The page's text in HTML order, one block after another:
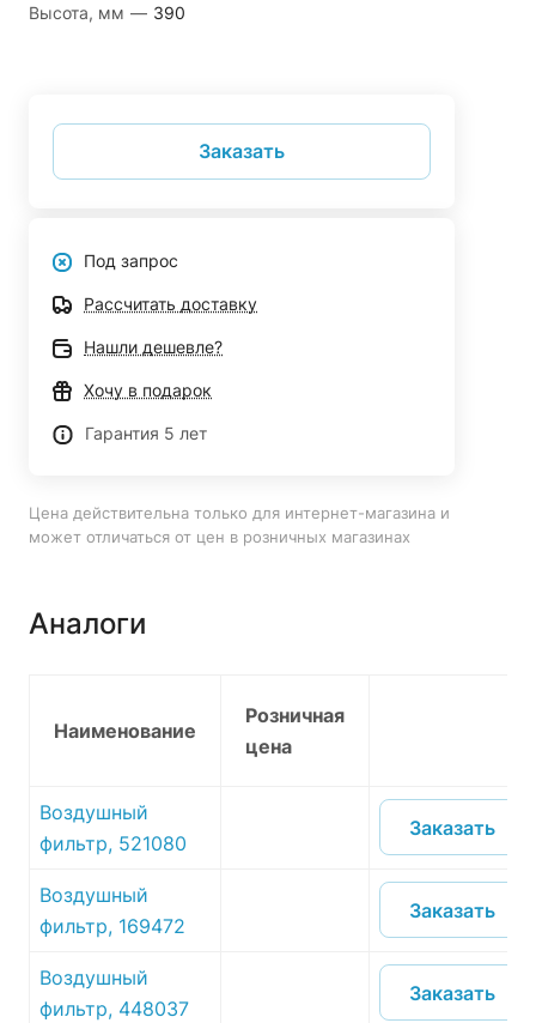
Высота, мм — 390
Заказать
Под запрос
Рассчитать доставку
Нашли дешевле?
Хочу в подарок
Гарантия 5 лет
Цена действительна только для интернет-магазина и
может отличаться от цен в розничных магазинах
Аналоги
Наименование
Розничная
цена
Воздушный
фильтр, 521080
Заказать
Воздушный
фильтр, 169472
Заказать
Воздушный
фильтр, 448037
Заказать